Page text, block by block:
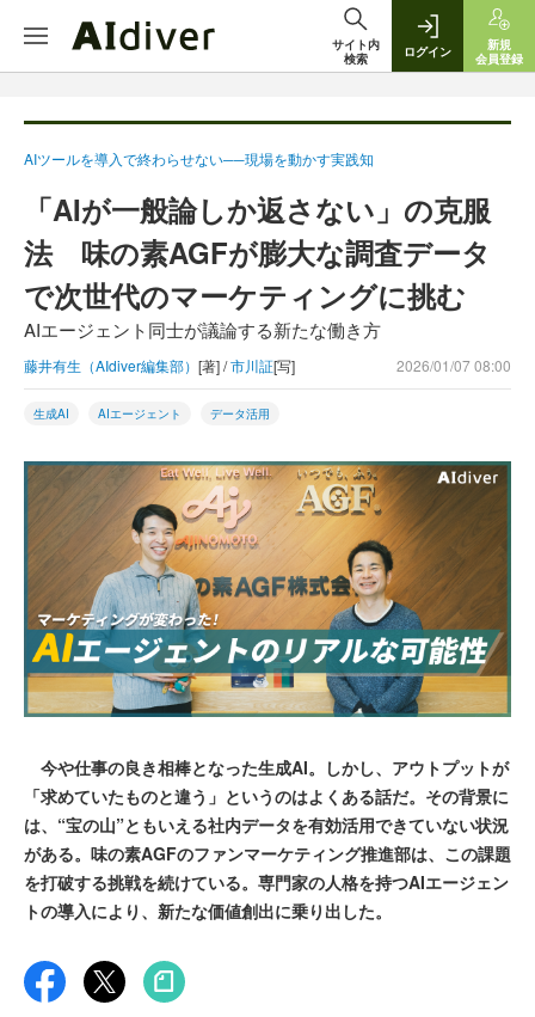
サイト内
検索
ログイン
新規
会員登録
AIツールを導入で終わらせない──現場を動かす実践知
「AIが一般論しか返さない」の克服
法 味の素AGFが膨大な調査データ
で次世代のマーケティングに挑む
AIエージェント同士が議論する新たな働き方
藤井有生（AIdiver編集部） [著] /市川証[写] 2026/01/07 08:00
生成AI AIエージェント データ活用
今や仕事の良き相棒となった生成AI。しかし、アウトプットが
「求めていたものと違う」というのはよくある話だ。その背景に
は、“宝の山”ともいえる社内データを有効活用できていない状況
がある。味の素AGFのファンマーケティング推進部は、この課題
を打破する挑戦を続けている。専門家の人格を持つAIエージェン
トの導入により、新たな価値創出に乗り出した。